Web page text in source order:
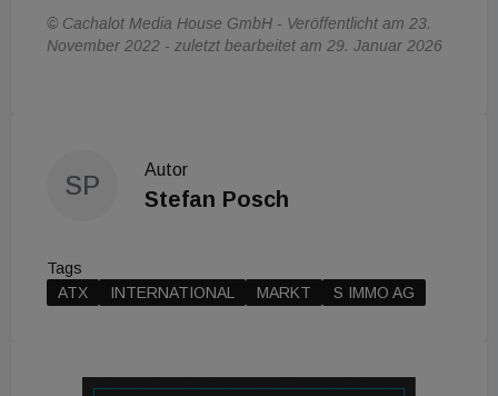
© Cachalot Media House GmbH - Veröffentlicht am 23.
November 2022 - zuletzt bearbeitet am 29. Januar 2026
SP
Autor
Stefan Posch
Tags
ATX
INTERNATIONAL MARKT S IMMO AG